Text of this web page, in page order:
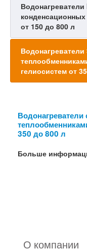
от 150 до 800 л
Водонагреватели
гелиосистем от
Водонагреватели
350 до 800 л
Больше
О компании